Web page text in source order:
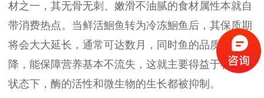
材之一，其无骨无刺、嫩滑不油腻的食材属性本就自
带消费热点。当鲜活鮰鱼转为冷冻鮰鱼后，其保质期
将会大大延长，通常可达数月，同时鱼的品质不会下
降，能保障营养基本不流失，这就主要得益于在冷冻
状态下，酶的活性和微生物的生长都被抑制。